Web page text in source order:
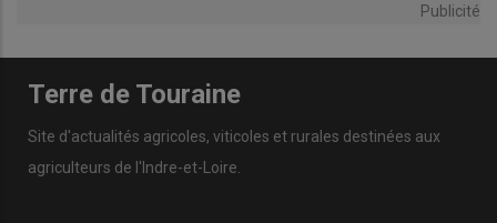
Publicité
Terre de Touraine
Site d'actualités agricoles, viticoles et rurales destinées aux
agriculteurs de l'Indre-et-Loire.